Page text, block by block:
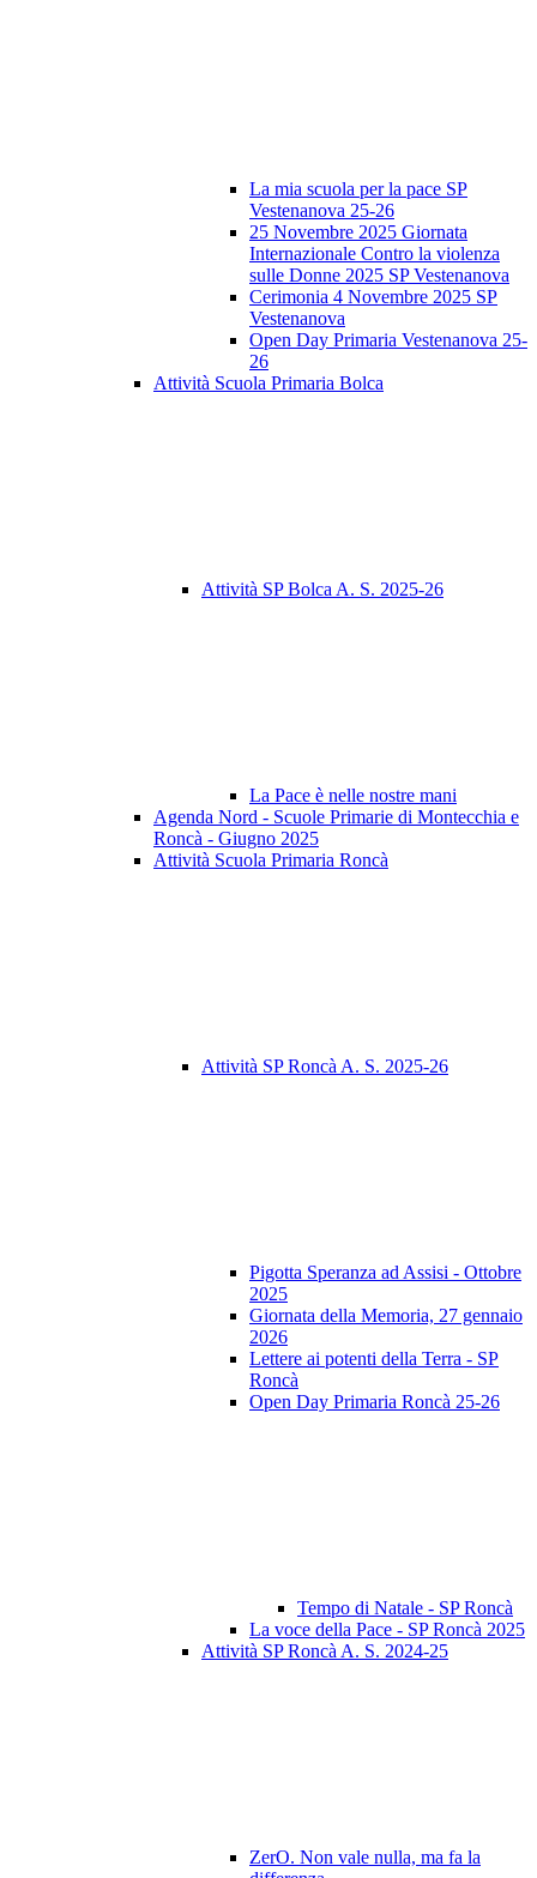
La mia scuola per la pace SP
Vestenanova 25-26
25 Novembre 2025 Giornata
Internazionale Contro la violenza
sulle Donne 2025 SP Vestenanova
Cerimonia 4 Novembre 2025 SP
Vestenanova
Open Day Primaria Vestenanova 25-
26
Attività Scuola Primaria Bolca
Attività SP Bolca A. S. 2025-26
La Pace è nelle nostre mani
Agenda Nord - Scuole Primarie di Montecchia e
Roncà - Giugno 2025
Attività Scuola Primaria Roncà
Attività SP Roncà A. S. 2025-26
Pigotta Speranza ad Assisi - Ottobre
2025
Giornata della Memoria, 27 gennaio
2026
Lettere ai potenti della Terra - SP
Roncà
Open Day Primaria Roncà 25-26
Tempo di Natale - SP Roncà
La voce della Pace - SP Roncà 2025
Attività SP Roncà A. S. 2024-25
ZerO. Non vale nulla, ma fa la